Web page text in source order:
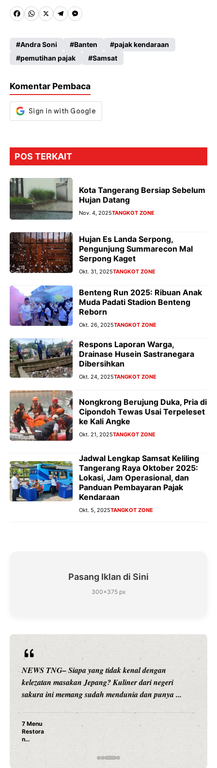
Fa
b
o
k
W
ts
A
p
X
Te
gr
a
M
se
n
er
Andra Soni Banten
pajak kendaraan
pemutihan pajak
Samsat
Komentar Pembaca
POS TERKAIT
Kota Tangerang Bersiap Sebelum
Hujan Datang
Nov. 4, 2025TANGKOT ZONE
Hujan Es Landa Serpong,
Pengunjung Summarecon Mal
Serpong Kaget
Okt. 31, 2025TANGKOT ZONE
Benteng Run 2025: Ribuan Anak
Muda Padati Stadion Benteng
Reborn
Okt. 26, 2025TANGKOT ZONE
Respons Laporan Warga,
Drainase Husein Sastranegara
Dibersihkan
Okt. 24, 2025TANGKOT ZONE
Nongkrong Berujung Duka, Pria di
Cipondoh Tewas Usai Terpeleset
ke Kali Angke
Okt. 21, 2025TANGKOT ZONE
Jadwal Lengkap Samsat Keliling
Tangerang Raya Oktober 2025:
Lokasi, Jam Operasional, dan
Panduan Pembayaran Pajak
Kendaraan
Okt. 5, 2025TANGKOT ZONE
Pasang Iklan di Sini
300×375 px
NEWS TNG– Siapa yang tidak kenal dengan
kelezatan masakan Jepang? Kuliner dari negeri
sakura ini memang sudah mendunia dan punya ...
7 Menu
Restora
n
Jepang